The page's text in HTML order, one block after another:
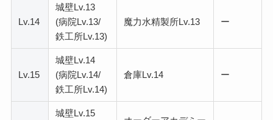
Lv.14
城壁Lv.13
(病院Lv.13/
鉄工所Lv.13)
魔力水精製所Lv.13 ー
Lv.15
城壁Lv.14
(病院Lv.14/
鉄工所Lv.14)
倉庫Lv.14 ー
城壁Lv.15